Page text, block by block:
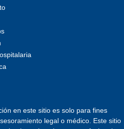
en este sitio es solo para fines
legal o médico. Este sitio